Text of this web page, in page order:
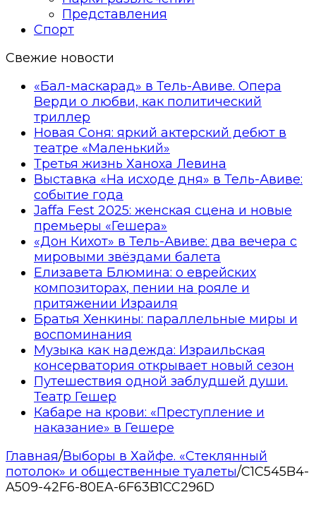
Представления
Спорт
Свежие новости
«Бал-маскарад» в Тель-Авиве. Опера
Верди о любви, как политический
триллер
Новая Соня: яркий актерский дебют в
театре «Маленький»
Третья жизнь Ханоха Левина
Выставка «На исходе дня» в Тель-Авиве:
событие года
Jaffa Fest 2025: женская сцена и новые
премьеры «Гешера»
«Дон Кихот» в Тель-Авиве: два вечера с
мировыми звёздами балета
Елизавета Блюмина: о еврейских
композиторах, пении на рояле и
притяжении Израиля
Братья Хенкины: параллельные миры и
воспоминания
Музыка как надежда: Израильская
консерватория открывает новый сезон
Путешествия одной заблудшей души.
Театр Гешер
Кабаре на крови: «Преступление и
наказание» в Гешере
Главная/Выборы в Хайфе. «Стеклянный
потолок» и общественные туалеты/C1C545B4-
A509-42F6-80EA-6F63B1CC296D